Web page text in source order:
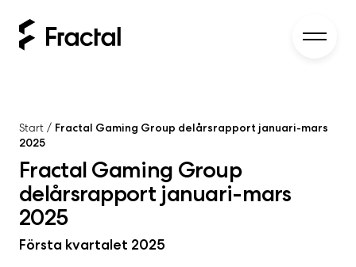
Start / Fractal Gaming Group delårsrapport januari-mars
2025
Fractal Gaming Group
delårsrapport januari-mars
2025
Första kvartalet 2025